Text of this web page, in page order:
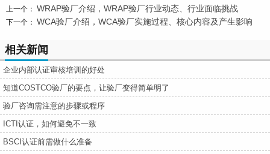
上一个： WRAP验厂介绍，WRAP验厂行业动态、行业面临挑战
下一个： WCA验厂介绍，WCA验厂实施过程、核心内容及产生影响
相关新闻
企业内部认证审核培训的好处
知道COSTCO验厂的要点，让验厂变得简单明了
验厂咨询需注意的步骤或程序
ICTI认证，如何避免不一致
BSCI认证前需做什么准备